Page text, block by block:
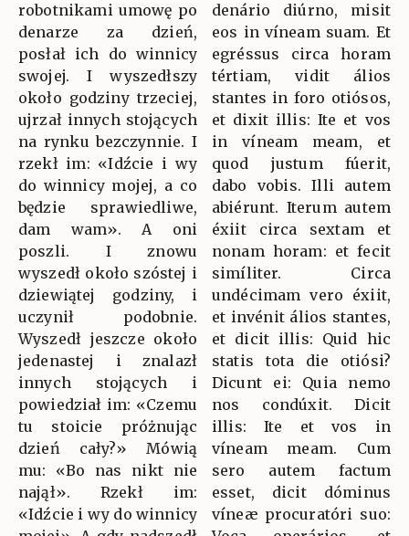
robotnikami umowę po
denarze za dzień,
posłał ich do winnicy
swojej. I wyszedłszy
około godziny trzeciej,
ujrzał innych stojących
na rynku bezczynnie. I
rzekł im: «Idźcie i wy
do winnicy mojej, a co
będzie sprawiedliwe,
dam wam». A oni
poszli. I znowu
wyszedł około szóstej i
dziewiątej godziny, i
uczynił podobnie.
Wyszedł jeszcze około
jedenastej i znalazł
innych stojących i
powiedział im: «Czemu
tu stoicie próżnując
dzień cały?» Mówią
mu: «Bo nas nikt nie
najął». Rzekł im:
«Idźcie i wy do winnicy
denário diúrno, misit
eos in víneam suam. Et
egréssus circa horam
tértiam, vidit álios
stantes in foro otiósos,
et dixit illis: Ite et vos
in víneam meam, et
quod justum fúerit,
dabo vobis. Illi autem
abiérunt. Iterum autem
éxiit circa sextam et
nonam horam: et fecit
simíliter. Circa
undécimam vero éxiit,
et invénit álios stantes,
et dicit illis: Quid hic
statis tota die otiósi?
Dicunt ei: Quia nemo
nos condúxit. Dicit
illis: Ite et vos in
víneam meam. Cum
sero autem factum
esset, dicit dóminus
víneæ procuratóri suo: